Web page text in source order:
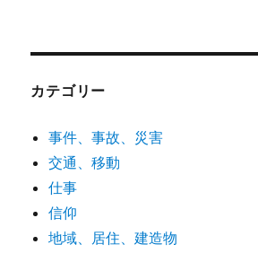
カテゴリー
事件、事故、災害
交通、移動
仕事
信仰
地域、居住、建造物